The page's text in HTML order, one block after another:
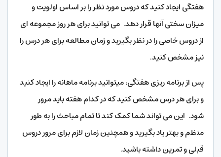
هفتگی ایجاد کنید که دروس مورد نظر را بر اساس اولویت و
میزان سختی آنها قرار دهد. می توانید برای هر روز مجموعه ای
از دروس خاصی را در نظر بگیرید و زمان مطالعه برای هر درس را
نیز مشخص کنید.
پس از برنامه ریزی هفتگی، میتوانید برنامه ماهانه را ایجاد کنید
و برای هر درس مشخص کنید که در کدام هفته باید مرور
شود. این می تواند شما کمک کند تا تمام مباحث را به طور
منظم و بهتر یاد بگیرید و همچنین زمان لازم برای مرور دروس
قبلی و تمرین داشته باشید.